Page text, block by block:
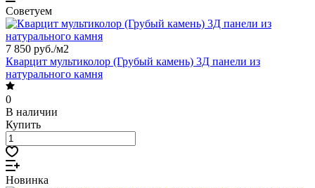
Советуем
7 850 руб./м2
Кварцит мультиколор (Грубый камень) 3Д панели из
натурального камня
0
В наличии
Купить
Новинка